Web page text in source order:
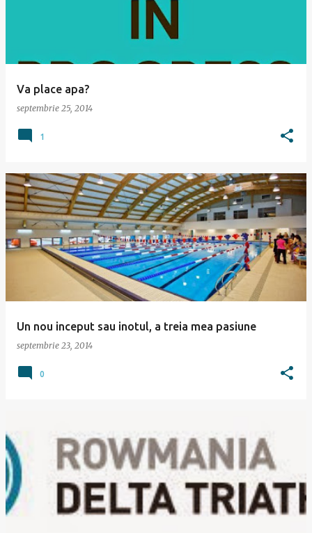
Va place apa?
septembrie 25, 2014
1
Un nou inceput sau inotul, a treia mea pasiune
septembrie 23, 2014
0